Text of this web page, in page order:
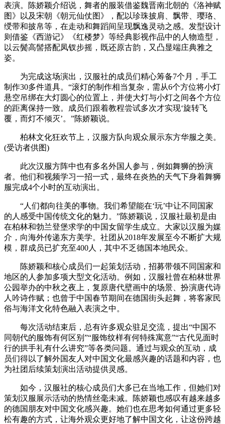
表演。陈娇颖介绍说，舞者的服装借鉴魏晋南北朝的《洛神赋
图》以及宋朝《朝元仙仗图》，配以珍珠披肩、飘带、璎珞、
绶带和披帛等，在走动和舞蹈间呈现飘逸灵动之感。发型设计
则借鉴《西游记》《红楼梦》等经典影视作品中的人物造型，
以云鬓高髻搭配凤钗步摇，既还原古韵，又凸显端庄典雅之
姿。
为完成这场演出，汉服社的成员们精心筹备7个月，手工
制作30多件道具。“滚灯的制作相当复杂，需从6个方位将小灯
悬空吊绑在大灯圆心的位置上，并使大灯与小灯之间各个方位
的距离保持一致。成员们跟着教程尝试多次才实现‘旋转飞
覆，而灯不倾灭’。”陈娇颖说。
柏林文化狂欢节上，汉服方队向观众展示东方华服之美。
(受访者供图)
此次汉服方阵中也有多名外国人参与，例如舞狮的扮演
者。他们和视频学习一招一式，最终在炎热的天气下身着舞狮
服完成4个小时的互动演出。
“人们都向往美的事物。我们希望能在‘玩’中让不同国家
的人感受中国传统文化的魅力。”陈娇颖说，汉服社最初是由
在柏林和勃兰登堡求学的中国女留学生成立。大家以汉服为媒
介，向海外传递东方美学。社团从2018年发展至今不断扩大规
模，群成员已扩充至400人，其中不乏德国本地民众。
陈娇颖和核心成员们一起策划活动，招募带领不同国家和
地区的人参加多项大型文化活动。例如，汉服社曾在柏林世界
公园举办的中秋之夜上，复原唐代壁画中的场景、扮演唐代诗
人吟诗作赋；也曾于中国春节期间在德国街头起舞，将客家民
俗与海洋文化特色融入表演之中。
每次活动结束后，总有许多观众驻足交流，提出“中国不
同朝代的服饰有何区别”“服饰纹样有何特殊寓意”“古代见面时
行的拱手礼有什么讲究”等各类问题。通过与观众的互动，成
员们得以了解外国友人对中国文化最感兴趣的话题和内容，也
为社团后续策划演出活动提供灵感。
如今，汉服社的核心成员们大多已在当地工作，但她们对
策划汉服展示活动的热情丝毫未减。陈娇颖也感叹有越来越多
的德国朋友对中国文化感兴趣。她们也在思考如何通过更多轻
松有趣的方式，让海外观众更好地了解中国文化，让这份跨越